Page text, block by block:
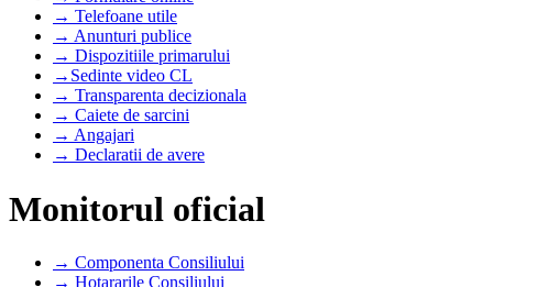
→ Telefoane utile
→ Anunturi publice
→ Dispozitiile primarului
→Sedinte video CL
→ Transparenta decizionala
→ Caiete de sarcini
→ Angajari
→ Declaratii de avere
Monitorul oficial
→ Componenta Consiliului
→ Hotararile Consiliului